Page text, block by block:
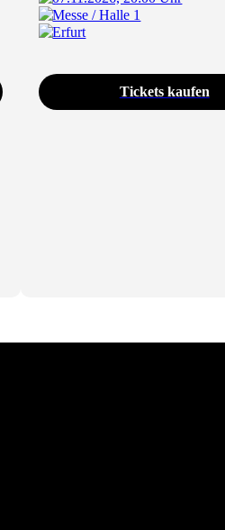
Messe / Halle 1
Erfurt
Tickets kaufen